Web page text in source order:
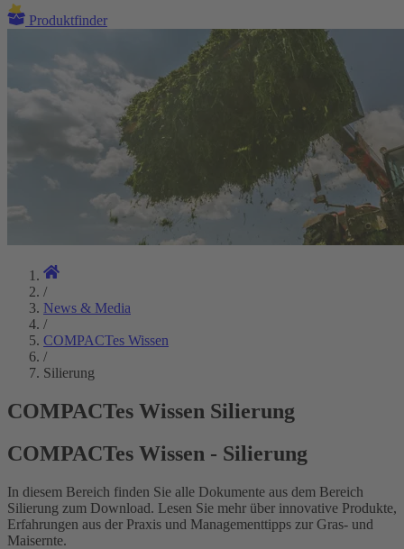
Produktfinder
/
News & Media
/
COMPACTes Wissen
/
Silierung
COMPACTes Wissen Silierung
COMPACTes Wissen - Silierung
In diesem Bereich finden Sie alle Dokumente aus dem Bereich
Silierung zum Download. Lesen Sie mehr über innovative Produkte,
Erfahrungen aus der Praxis und Managementtipps zur Gras- und
Maisernte.